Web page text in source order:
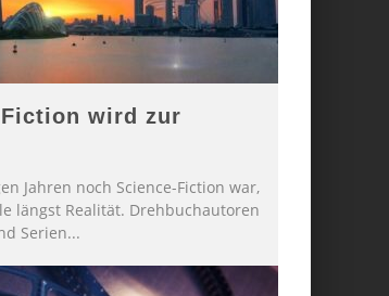
wird zur
Jahren noch Science-Fiction war,
längst Realität. Drehbuchautoren
Serien...